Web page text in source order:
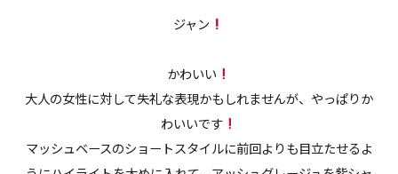
ジャン
かわいい
大人の女性に対して失礼な表現かもしれませんが、やっぱりか
わいいです
マッシュベースのショートスタイルに前回よりも目立たせるよ